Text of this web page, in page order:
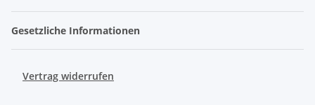
Gesetzliche Informationen
Vertrag widerrufen